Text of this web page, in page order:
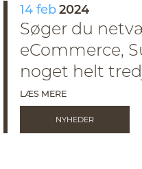
14 feb2024
Søger du
eCommerce,
noget helt
LÆS MERE
NYHEDER